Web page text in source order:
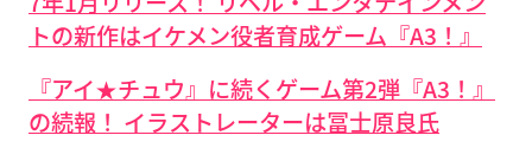
トの新作はイケメン役者育成ゲーム『A3！』
『アイ★チュウ』に続くゲーム第2弾『A3！』
の続報！ イラストレーターは冨士原良氏